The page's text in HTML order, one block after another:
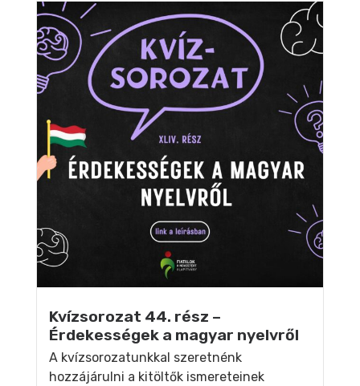
Kvízsorozat 44. rész –
Érdekességek a magyar nyelvről
A kvízsorozatunkkal szeretnénk
hozzájárulni a kitöltők ismereteinek